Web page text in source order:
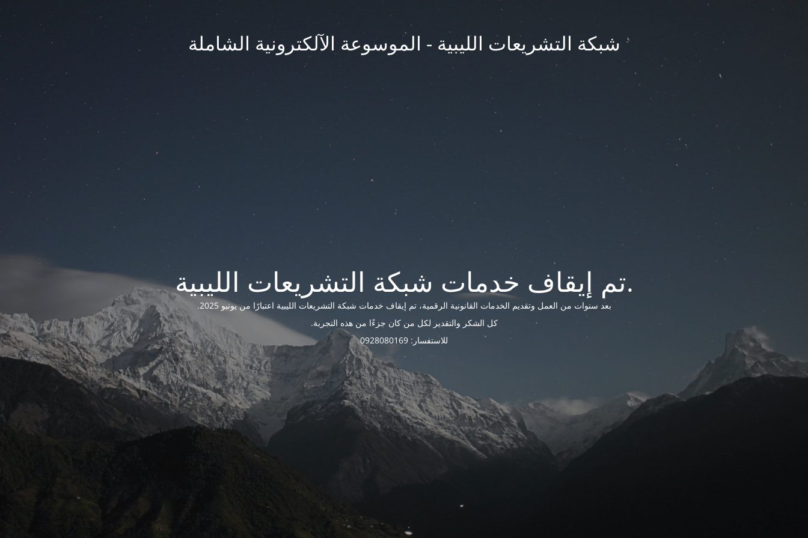
شبكة التشريعات الليبية - الموسوعة الآلكترونية الشاملة
تم إيقاف خدمات شبكة التشريعات الليبية.
بعد سنوات من العمل وتقديم الخدمات القانونية الرقمية، تم إيقاف خدمات شبكة التشريعات الليبية اعتبارًا من يونيو 2025.
كل الشكر والتقدير لكل من كان جزءًا من هذه التجربة.
للاستفسار: 0928080169